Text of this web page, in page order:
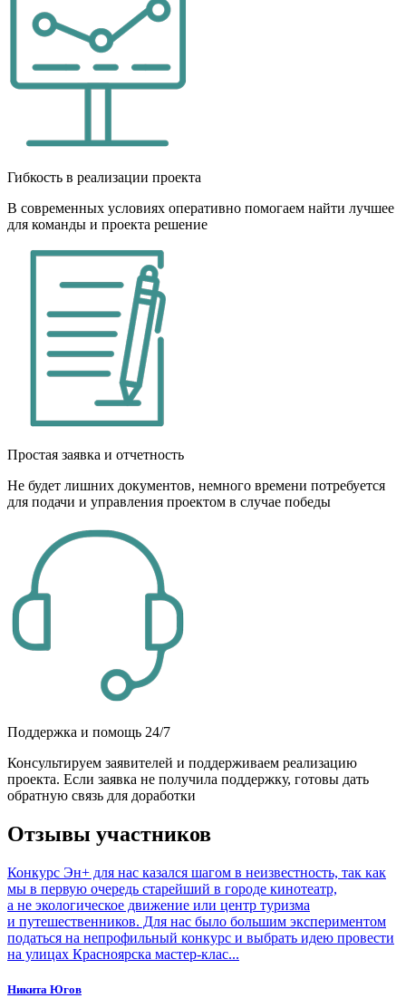
Гибкость в реализации проекта
В современных условиях оперативно помогаем найти лучшее
для команды и проекта решение
Простая заявка и отчетность
Не будет лишних документов, немного времени потребуется
для подачи и управления проектом в случае победы
Поддержка и помощь 24/7
Консультируем заявителей и поддерживаем реализацию
проекта. Если заявка не получила поддержку, готовы дать
обратную связь для доработки
Отзывы участников
Конкурс Эн+ для нас казался шагом в неизвестность, так как
мы в первую очередь старейший в городе кинотеатр,
а не экологическое движение или центр туризма
и путешественников. Для нас было большим экспериментом
податься на непрофильный конкурс и выбрать идею провести
на улицах Красноярска мастер-клас...
Никита Югов